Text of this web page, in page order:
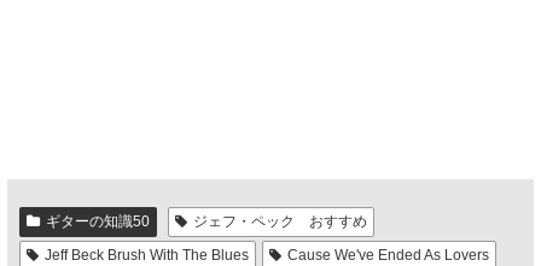
ギターの知識50
ジェフ・ペック おすすめ
Jeff Beck Brush With The Blues
Cause We've Ended As Lovers